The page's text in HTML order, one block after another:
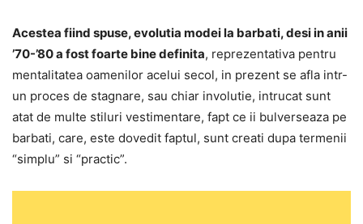
Acestea fiind spuse, evolutia modei la barbati, desi in anii
’70-’80 a fost foarte bine definita, reprezentativa pentru
mentalitatea oamenilor acelui secol, in prezent se afla intr-
un proces de stagnare, sau chiar involutie, intrucat sunt
atat de multe stiluri vestimentare, fapt ce ii bulverseaza pe
barbati, care, este dovedit faptul, sunt creati dupa termenii
“simplu” si “practic”.